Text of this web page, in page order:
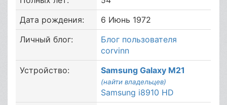
Дата рождения:
6 Июнь 1972
Личный блог:
Блог пользователя
corvinn
Устройство:
Samsung Galaxy M21
(найти владельцев)
Samsung i8910 HD